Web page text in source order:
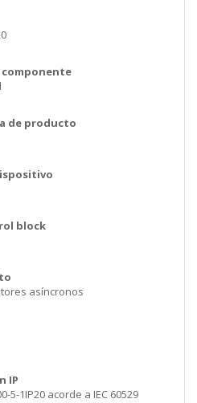
de producto
block
asíncronos
IP
5-1IP20 acorde a IEC 60529